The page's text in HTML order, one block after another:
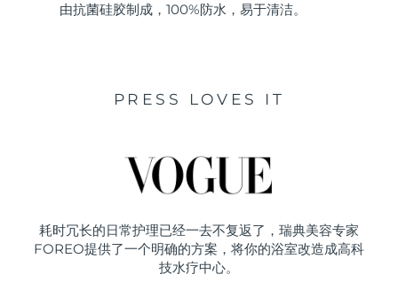
由抗菌硅胶制成，100%防水，易于清洁。
PRESS LOVES IT
耗时冗长的日常护理已经一去不复返了，瑞典美容专家
FOREO提供了一个明确的方案，将你的浴室改造成高科
技水疗中心。